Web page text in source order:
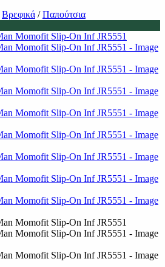
Βρεφικά / Παπούτσια